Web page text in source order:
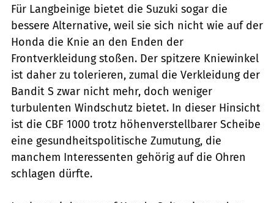
Für Langbeinige bietet die Suzuki sogar die
bessere Alternative, weil sie sich nicht wie auf der
Honda die Knie an den Enden der
Frontverkleidung stoßen. Der spitzere Kniewinkel
ist daher zu tolerieren, zumal die Verkleidung der
Bandit S zwar nicht mehr, doch weniger
turbulenten Windschutz bietet. In dieser Hinsicht
ist die CBF 1000 trotz höhenverstellbarer Scheibe
eine gesundheitspolitische Zumutung, die
manchem Interessenten gehörig auf die Ohren
schlagen dürfte.